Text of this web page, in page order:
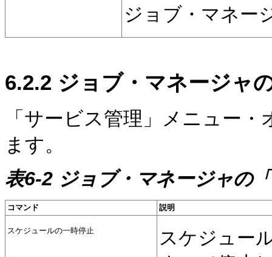
ジョブ・マネー
6.2.2 ジョブ・マネージャ
「サービス管理」メニュー
ます。
表6-2 ジョブ・マネージャの
コマンド 説明
スケジュールの一時停止
スケジュー